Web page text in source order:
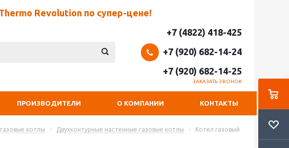
Revolution по супер-цене!
+7 (4822) 418-425
+7 (920) 682-14-24
+7 (920) 682-14-25
ЗАКАЗАТЬ ЗВОНОК
ПРОИЗВОДИТЕЛИ О КОМПАНИИ КОНТАКТЫ
котлы - Двухконтурные настенные газовые котлы -
Котел газовый